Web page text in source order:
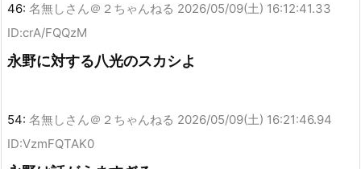
46: 名無しさん＠２ちゃんねる 2026/05/09(土) 16:12:41.33
ID:crA/FQQzM
永野に対する八光のスカシよ
54: 名無しさん＠２ちゃんねる 2026/05/09(土) 16:21:46.94
ID:VzmFQTAK0